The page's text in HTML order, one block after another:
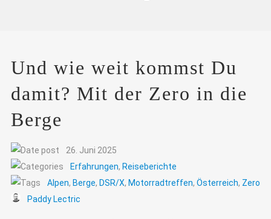
Und wie weit kommst Du
damit? Mit der Zero in die
Berge
26. Juni 2025
Erfahrungen, Reiseberichte
Alpen, Berge, DSR/X, Motorradtreffen, Österreich, Zero
Paddy Lectric